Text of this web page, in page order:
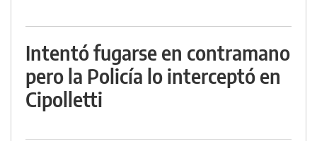
Intentó fugarse en contramano
pero la Policía lo interceptó en
Cipolletti